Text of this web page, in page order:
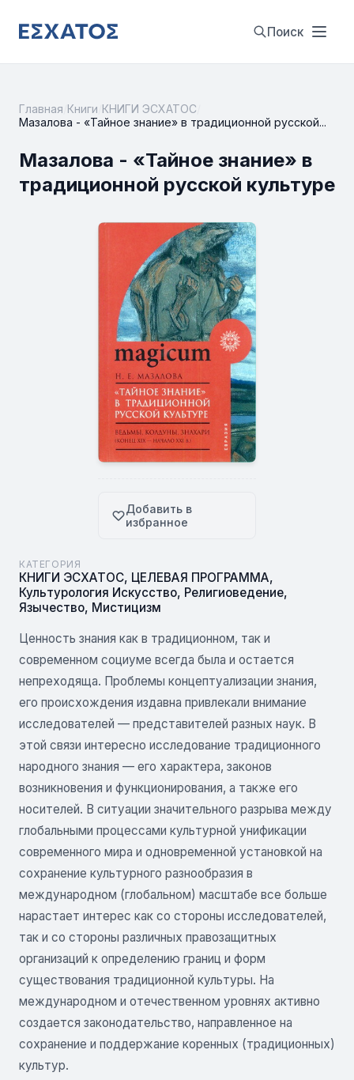
Поиск
Главная Книги КНИГИ ЭСХАТОС
Мазалова - «Тайное знание» в традиционной русской...
Мазалова - «Тайное знание» в
традиционной русской культуре
Добавить в
избранное
КАТЕГОРИЯ
КНИГИ ЭСХАТОС, ЦЕЛЕВАЯ ПРОГРАММА,
Культурология Искусство, Религиоведение,
Язычество, Мистицизм
Ценность знания как в традиционном, так и
современном социуме всегда была и остается
непреходяща. Проблемы концептуализации знания,
его происхождения издавна привлекали внимание
исследователей — представителей разных наук. В
этой связи интересно исследование традиционного
народного знания — его характера, законов
возникновения и функционирования, а также его
носителей. В ситуации значительного разрыва между
глобальными процессами культурной унификации
современного мира и одновременной установкой на
сохранение культурного разнообразия в
международном (глобальном) масштабе все больше
нарастает интерес как со стороны исследователей,
так и со стороны различных правозащитных
организаций к определению границ и форм
существования традиционной культуры. На
международном и отечественном уровнях активно
создается законодательство, направленное на
сохранение и поддержание коренных (традиционных)
культур.